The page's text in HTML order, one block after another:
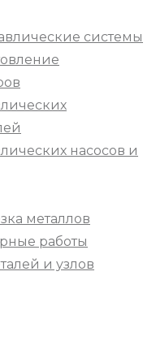
системы
насосов и
металлов
работы
и узлов